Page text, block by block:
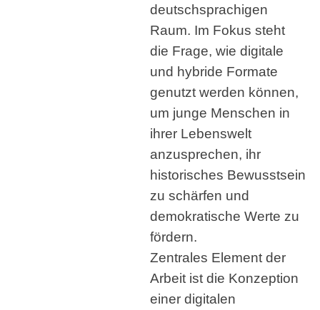
deutschsprachigen
Raum. Im Fokus steht
die Frage, wie digitale
und hybride Formate
genutzt werden können,
um junge Menschen in
ihrer Lebenswelt
anzusprechen, ihr
historisches Bewusstsein
zu schärfen und
demokratische Werte zu
fördern.
Zentrales Element der
Arbeit ist die Konzeption
einer digitalen